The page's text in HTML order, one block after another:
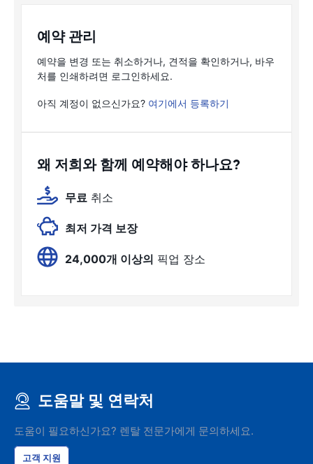
예약 관리
예약을 변경 또는 취소하거나, 견적을 확인하거나, 바우
처를 인쇄하려면 로그인하세요.
아직 계정이 없으신가요? 여기에서 등록하기
왜 저희와 함께 예약해야 하나요?
무료 취소
최저 가격 보장
24,000개 이상의 픽업 장소
도움말 및 연락처
도움이 필요하신가요? 렌탈 전문가에게 문의하세요.
고객 지원